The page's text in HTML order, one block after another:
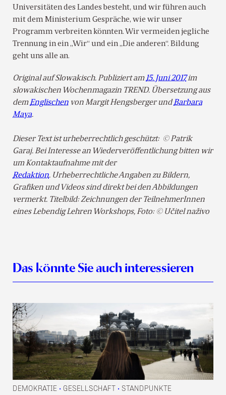
Universitäten des Landes besteht, und wir führen auch
mit dem Ministerium Gespräche, wie wir unser
Programm verbreiten könnten. Wir vermeiden jegliche
Trennung in ein „Wir“ und ein „Die anderen“. Bildung
geht uns alle an.
Original auf Slowakisch. Publiziert am15. Juni 2017im
slowakischen Wochenmagazin TREND. Übersetzungaus
demEnglischen von Margit Hengsberger undBarbara
Maya.
Dieser Text ist urheberrechtlich geschützt: © Patrik
Garaj. Bei Interesse an Wiederveröffentlichung bitten wir
um Kontaktaufnahme mit der
Redaktion. Urheberrechtliche Angaben zu Bildern,
Grafiken und Videos sind direkt bei den Abbildungen
vermerkt. Titelbild: Zeichnungen der TeilnehmerInnen
eines Lebendig Lehren Workshops, Foto: © Učitel naživo
Das könnte Sie auch interessieren
DEMOKRATIE • GESELLSCHAFT • STANDPUNKTE